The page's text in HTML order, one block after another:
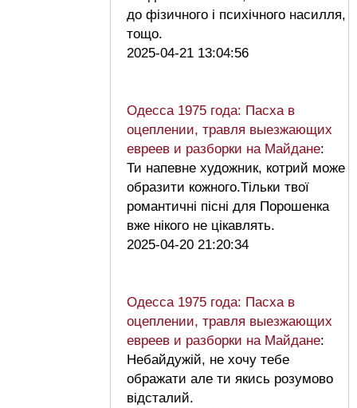
до фізичного і психічного насилля,
тощо.
2025-04-21 13:04:56
Одесса 1975 года: Пасха в
оцеплении, травля выезжающих
евреев и разборки на Майдане:
Ти напевне художник, котрий може
образити кожного.Тільки твої
романтичні пісні для Порошенка
вже нікого не цікавлять.
2025-04-20 21:20:34
Одесса 1975 года: Пасха в
оцеплении, травля выезжающих
евреев и разборки на Майдане:
Небайдужій, не хочу тебе
ображати але ти якись розумово
відсталий.